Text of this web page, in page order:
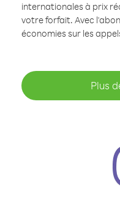
internationales à prix
votre forfait. Avec
économies sur les
Plus